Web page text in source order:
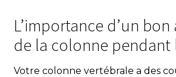
L’importance d’un
de la colonne pendant
Votre colonne vertébrale a des